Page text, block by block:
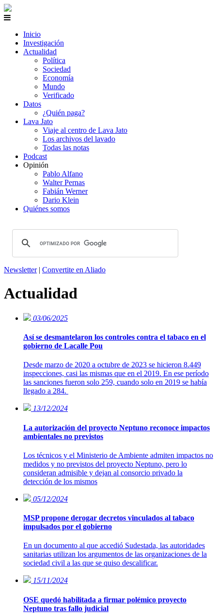
Inicio
Investigación
Actualidad
Política
Sociedad
Economía
Mundo
Verificado
Datos
¿Quién paga?
Lava Jato
Viaje al centro de Lava Jato
Los archivos del lavado
Todas las notas
Podcast
Opinión
Pablo Alfano
Walter Pernas
Fabián Werner
Dario Klein
Quiénes somos
Newsletter| Convertite en Aliado
Actualidad
03/06/2025
Así se desmantelaron los controles contra el tabaco en el
gobierno de Lacalle Pou
Desde marzo de 2020 a octubre de 2023 se hicieron 8.449
inspecciones, casi las mismas que en el 2019. En ese período
las sanciones fueron solo 259, cuando solo en 2019 se había
llegado a 284.
13/12/2024
La autorización del proyecto Neptuno reconoce impactos
ambientales no previstos
Los técnicos y el Ministerio de Ambiente admiten impactos no
medidos y no previstos del proyecto Neptuno, pero lo
consideran admisible y dejan al consorcio privado la
detección de los mismos
05/12/2024
MSP propone derogar decretos vinculados al tabaco
impulsados por el gobierno
En un documento al que accedió Sudestada, las autoridades
sanitarias utilizan los argumentos de las organizaciones de la
sociedad civil a las que se quiso descalificar.
15/11/2024
OSE quedó habilitada a firmar polémico proyecto
Neptuno tras fallo judicial